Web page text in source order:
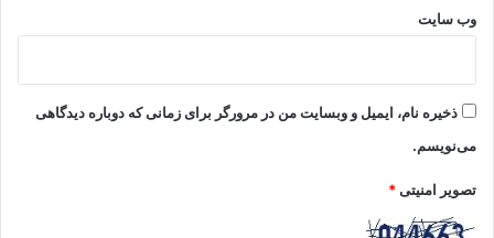
وب‌ سایت
ذخیره نام، ایمیل و وبسایت من در مرورگر برای زمانی که دوباره دیدگاهی
می‌نویسم.
تصویر امنیتی*